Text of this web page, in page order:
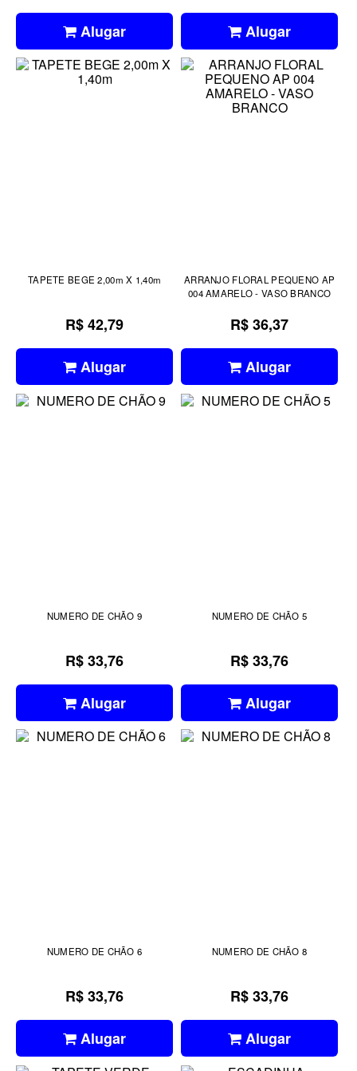
Alugar Alugar
TAPETE BEGE 2,00m X 1,40m
R$ 42,79
Alugar
ARRANJO FLORAL PEQUENO AP
004 AMARELO - VASO BRANCO
R$ 36,37
Alugar
NUMERO DE CHÃO 9
R$ 33,76
Alugar
NUMERO DE CHÃO 5
R$ 33,76
Alugar
NUMERO DE CHÃO 6
R$ 33,76
Alugar
NUMERO DE CHÃO 8
R$ 33,76
Alugar